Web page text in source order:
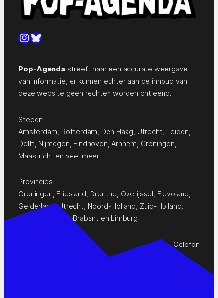
Instagram
Bluesky
Pop-Agenda streeft naar een accurate weergave
van informatie, er kunnen echter aan de inhoud van
deze website geen rechten worden ontleend.
Steden:
Amsterdam Rotterdam Den Haag Utrecht Leiden
Delft Nijmegen Eindhoven Arnhem Groningen
Maastricht en veel meer…
Provincies:
Groningen, Friesland, Drenthe, Overijssel, Flevoland,
Gelderland,Utrecht, Noord-Holland, Zuid-Holland,
Zeeland
Noord-Brabant en Limburg
Colofon
Privacy Statement